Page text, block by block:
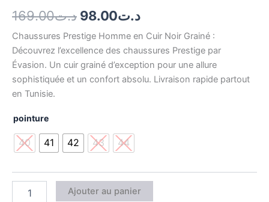
د.ت169.00 د.ت98.00
Chaussures Prestige Homme en Cuir Noir Grainé :
Découvrez l’excellence des chaussures Prestige par
Évasion. Un cuir grainé d’exception pour une allure
sophistiquée et un confort absolu. Livraison rapide partout
en Tunisie.
pointure
40 41 42 43 44
Ajouter au panier